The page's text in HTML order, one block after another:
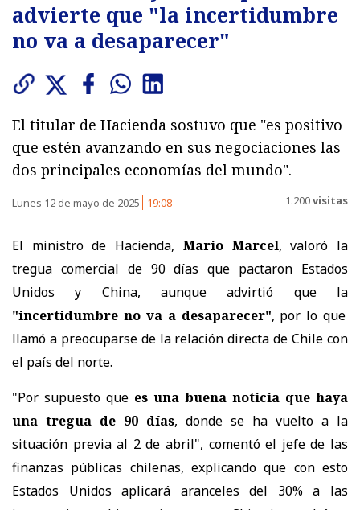
advierte que "la incertidumbre
no va a desaparecer"
El titular de Hacienda sostuvo que "es positivo
que estén avanzando en sus negociaciones las
dos principales economías del mundo".
Lunes 12 de mayo de 2025 19:08 1.200visitas
El ministro de Hacienda, Mario Marcel, valoró la
tregua comercial de 90 días que pactaron Estados
Unidos y China, aunque advirtió que la
"incertidumbre no va a desaparecer", por lo que
llamó a preocuparse de la relación directa de Chile con
el país del norte.
"Por supuesto que es una buena noticia que haya
una tregua de 90 días, donde se ha vuelto a la
situación previa al 2 de abril", comentó el jefe de las
finanzas públicas chilenas, explicando que con esto
Estados Unidos aplicará aranceles del 30% a las